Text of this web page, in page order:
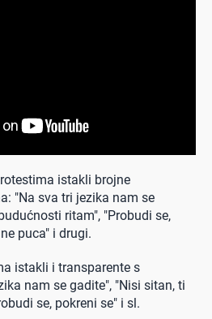
istakli brojne
"Na sva tri jezika nam se
ritam", "Probudi se,
puca" i drugi.
istakli i transparente s
nam se gadite", "Nisi sitan, ti
se, pokreni se" i sl.